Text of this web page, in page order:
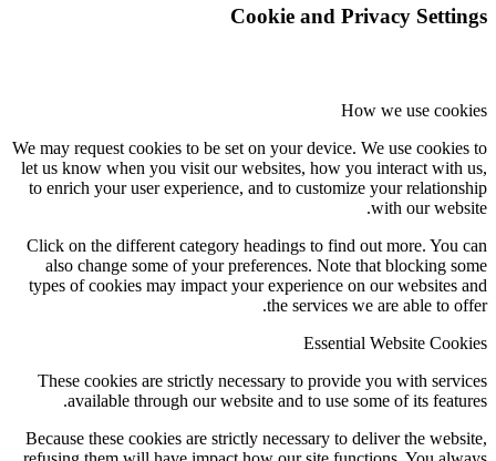
Cookie and Privacy Settings
How we use cookies
We may request cookies to be set on your device. We use cookies to
let us know when you visit our websites, how you interact with us,
to enrich your user experience, and to customize your relationship
with our website.
Click on the different category headings to find out more. You can
also change some of your preferences. Note that blocking some
types of cookies may impact your experience on our websites and
the services we are able to offer.
Essential Website Cookies
These cookies are strictly necessary to provide you with services
available through our website and to use some of its features.
Because these cookies are strictly necessary to deliver the website,